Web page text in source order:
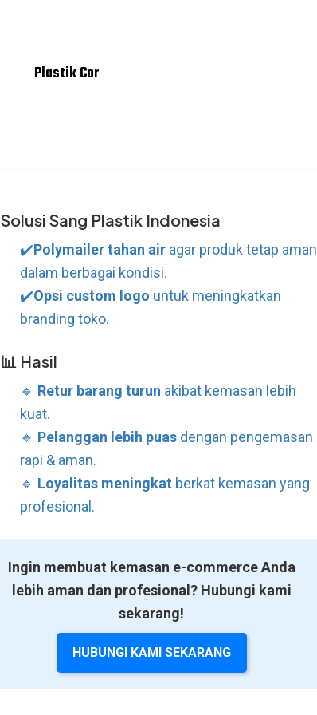
Plastik Cor
Solusi Sang Plastik Indonesia
✔️Polymailer tahan airagar produk tetap aman
dalam berbagai kondisi.
✔️Opsi custom logo untuk meningkatkan
branding toko.
📊 Hasil
🔹 Retur barang turun akibat kemasan lebih
kuat.
🔹 Pelanggan lebih puasdengan pengemasan
rapi & aman.
🔹 Loyalitas meningkat berkat kemasan yang
profesional.
Ingin membuat kemasan e-commerce Anda
lebih aman dan profesional? Hubungi kami
sekarang!
HUBUNGI KAMI SEKARANG